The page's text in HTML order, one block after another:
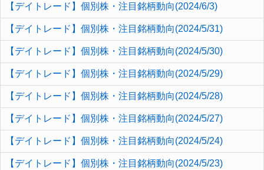
【デイトレード】個別株・注目銘柄動向(2024/6/3)
【デイトレード】個別株・注目銘柄動向(2024/5/31)
【デイトレード】個別株・注目銘柄動向(2024/5/30)
【デイトレード】個別株・注目銘柄動向(2024/5/29)
【デイトレード】個別株・注目銘柄動向(2024/5/28)
【デイトレード】個別株・注目銘柄動向(2024/5/27)
【デイトレード】個別株・注目銘柄動向(2024/5/24)
【デイトレード】個別株・注目銘柄動向(2024/5/23)